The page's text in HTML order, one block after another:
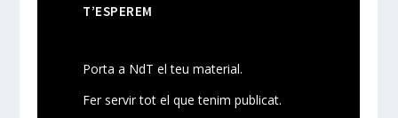
T’ESPEREM
Porta a NdT el teu material.
Fer servir tot el que tenim publicat.